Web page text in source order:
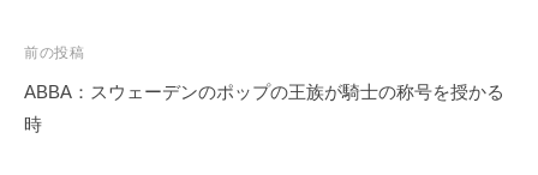
投
稿
ナ
前の投稿
ABBA：スウェーデンのポップの王族が騎士の称号を授かる
時